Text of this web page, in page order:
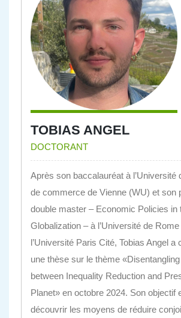
TOBIAS ANGEL
DOCTORANT
Après son baccalauréat à l’Université
de commerce de Vienne (WU) et son
double master – Economic Policies in
Globalization – à l’Université de
l’Université Paris Cité, Tobias Angel a
une thèse sur le thème
between Inequality Reduction and
Planet» en octobre 2024. Son objectif
découvrir les moyens de réduire